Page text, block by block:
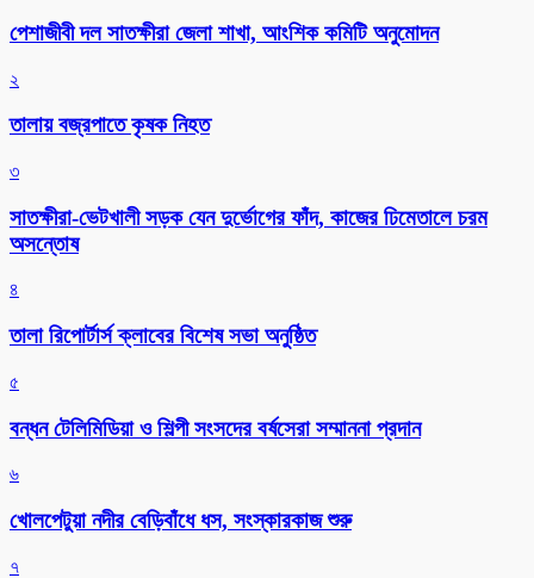
পেশাজীবী দল সাতক্ষীরা জেলা শাখা, আংশিক কমিটি অনুমোদন
২
তালায় বজ্রপাতে কৃষক নিহত
৩
সাতক্ষীরা-ভেটখালী সড়ক যেন দুর্ভোগের ফাঁদ, কাজের ঢিমেতালে চরম
অসন্তোষ
৪
‎তালা রিপোর্টার্স ক্লাবের বিশেষ সভা অনুষ্ঠিত
৫
বন্ধন টেলিমিডিয়া ও শিল্পী সংসদের বর্ষসেরা সম্মাননা প্রদান
৬
খোলপেটুয়া নদীর বেড়িবাঁধে ধস, সংস্কারকাজ শুরু
৭